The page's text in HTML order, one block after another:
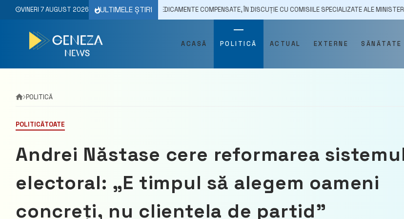
VINERI 7 AUGUST 2026 ULTIMELE ȘTIRI
STABILIREA PRIORITĂȚILOR PENTRU MEDICAMENTE COMPENSATE, ÎN DISCUȚIE CU COMISIILE SPECIALIZATE ALE MINISTERULUI
ACASĂ POLITICĂ ACTUAL EXTERNE SĂNĂTATE
POLITICĂ
POLITICĂTOATE
Andrei Năstase cere reformarea
electoral: „E timpul să alegem oameni
concreți, nu clientela de partid”